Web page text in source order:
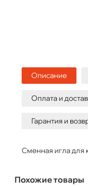
Описание
Оплата и
Гарантия и
Сменная игла для
Похожие товары